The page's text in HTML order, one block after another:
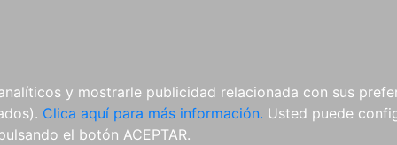
y mostrarle publicidad relacionada con sus
Clica aquí para más información. Usted puede
el botón ACEPTAR.
REVISTAS
CDS Y
DVDS
MATERIAL
COMPLEMENTARIO